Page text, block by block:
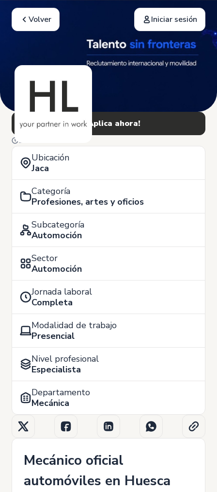
Volver Iniciar sesión
¡Aplica ahora!
11 de Noviembre
Ubicación
Jaca
Categoría
Profesiones, artes y oficios
Subcategoría
Automoción
Sector
Automoción
Jornada laboral
Completa
Modalidad de trabajo
Presencial
Nivel profesional
Especialista
Departamento
Mecánica
Mecánico oficial
automóviles en Huesca